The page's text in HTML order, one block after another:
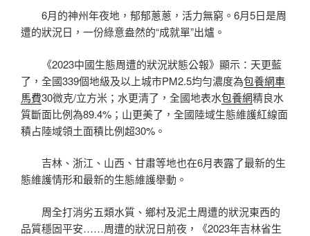
6月的神州年夜地，郁郁蔥蔥，活力無窮。6月5日是周
遭的狀況日，一份綠意盎然的“成就單”出爐。
《2023中國生態周遭的狀況狀態公報》顯示：天更藍
了，全國339個地級及以上城市PM2.5均勻濃度為包養網車
馬費30微克/立方米；水更清了，全國地表水包養網精良水
質斷面比例為89.4%；山更美了，全國陸域生態維護紅線面
積占陸域領土面積比例超30%。
吉林、浙江、山西、甘肅等地也在6月表露了最新的生
態維護情形和最新的生態維護舉動。
周全打消劣五類水質、鄉村及泥土周遭的狀況東西的
品質穩固平安……周遭的狀況日前夜，《2023年吉林省生